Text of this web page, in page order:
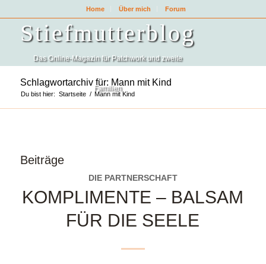
Home Über mich Forum
Stiefmutterblog
Das Online-Magazin für Patchwork und zweite
Familien
Schlagwortarchiv für: Mann mit Kind
Du bist hier: Startseite / Mann mit Kind
Beiträge
DIE PARTNERSCHAFT
KOMPLIMENTE – BALSAM
FÜR DIE SEELE